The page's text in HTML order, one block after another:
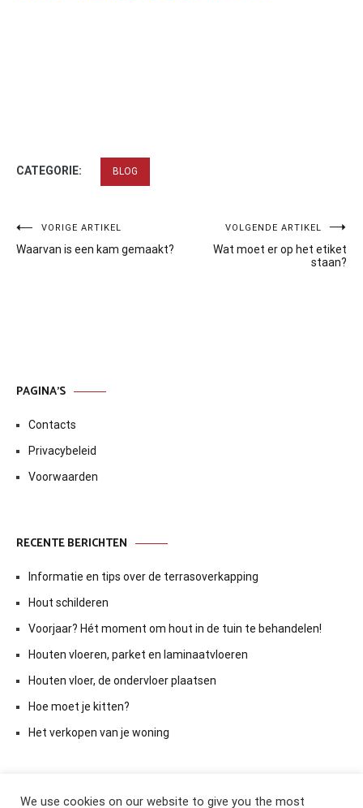
CATEGORIE: BLOG
Bericht
navigatie
VORIGE ARTIKEL
Waarvan is een kam gemaakt?
VOLGENDE ARTIKEL
Wat moet er op het etiket
staan?
PAGINA’S
Contacts
Privacybeleid
Voorwaarden
RECENTE BERICHTEN
Informatie en tips over de terrasoverkapping
Hout schilderen
Voorjaar? Hét moment om hout in de tuin te behandelen!
Houten vloeren, parket en laminaatvloeren
Houten vloer, de ondervloer plaatsen
Hoe moet je kitten?
Het verkopen van je woning
We use cookies on our website to give you the most